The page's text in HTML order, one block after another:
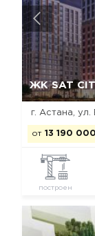
ЖК SAT
г. Астана, ул.
от 13 190 000
построен